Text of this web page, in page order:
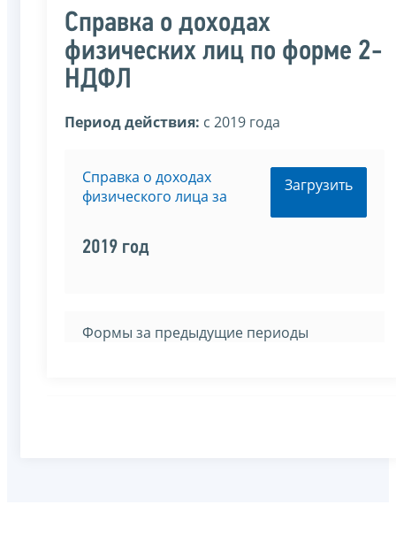
Справка о доходах
физических лиц по форме 2-
НДФЛ
Период действия: c 2019 года
Справка о доходах
физического лица за
2019 год
Загрузить
Формы за предыдущие периоды